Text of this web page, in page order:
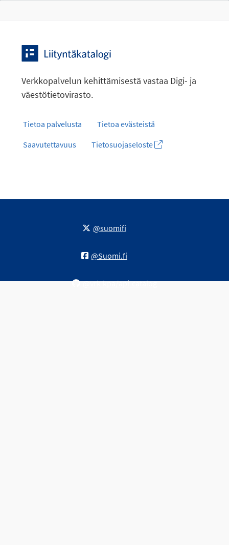
Verkkopalvelun kehittämisestä vastaa Digi- ja
väestötietovirasto.
Tietoa palvelusta
Tietoa evästeistä
Saavutettavuus
Tietosuojaseloste
@suomifi
@Suomi.fi
@vrk-kpa/api-catalog